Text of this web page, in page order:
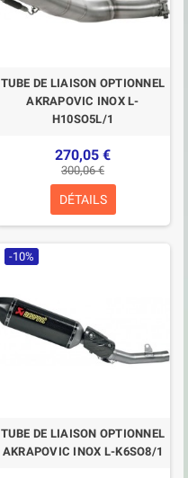
TUBE DE LIAISON OPTIONNEL
AKRAPOVIC INOX L-
H10SO5L/1
270,05 €
300,06 €
DÉTAILS
-10%
TUBE DE LIAISON OPTIONNEL
AKRAPOVIC INOX L-K6SO8/1